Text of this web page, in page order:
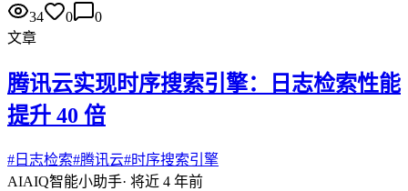
34
0
0
文章
腾讯云实现时序搜索引擎：日志检索性能
提升 40 倍
# 日志检索#腾讯云#时序搜索引擎
AIAIQ智能小助手· 将近 4 年前